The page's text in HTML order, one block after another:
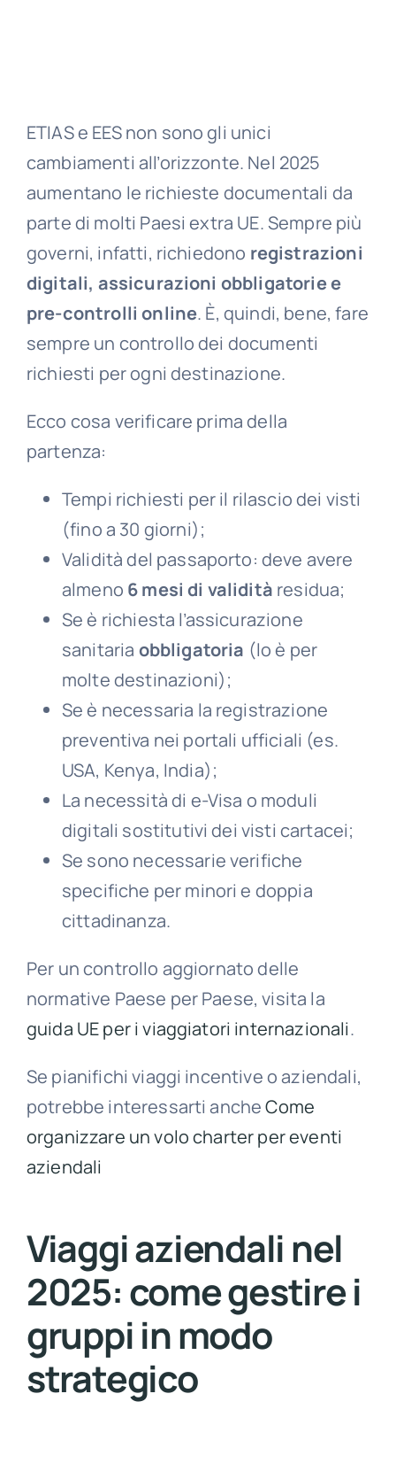
ETIAS e EES non sono gli unici
cambiamenti all’orizzonte. Nel 2025
aumentano le richieste documentali da
parte di molti Paesi extra UE. Sempre più
governi, infatti, richiedono registrazioni
digitali, assicurazioni obbligatorie e
pre-controlli online. È, quindi, bene, fare
sempre un controllo dei documenti
richiesti per ogni destinazione.
Ecco cosa verificare prima della
partenza:
Tempi richiesti per il rilascio dei visti
(fino a 30 giorni);
Validità del passaporto: deve avere
almeno 6 mesi di validità residua;
Se è richiesta l’assicurazione
sanitaria obbligatoria (lo è per
molte destinazioni);
Se è necessaria la registrazione
preventiva nei portali ufficiali (es.
USA, Kenya, India);
La necessità di e-Visa o moduli
digitali sostitutivi dei visti cartacei;
Se sono necessarie verifiche
specifiche per minori e doppia
cittadinanza.
Per un controllo aggiornato delle
normative Paese per Paese, visita la
guida UE per i viaggiatori internazionali.
Se pianifichi viaggi incentive o aziendali,
potrebbe interessarti ancheCome
organizzare un volo charter per eventi
aziendali
Viaggi aziendali nel
2025: come gestire i
gruppi in modo
strategico